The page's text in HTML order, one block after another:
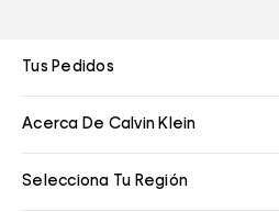
Tus Pedidos
Acerca De Calvin Klein
Selecciona Tu Región